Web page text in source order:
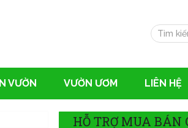
VƯỜN VƯỜN ƯƠM LIÊN HỆ
HỖ TRỢ MUA